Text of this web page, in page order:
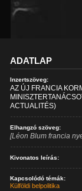
ADATLAP
Inzertszöveg:
AZ ÚJ FRANCIA
ACTUALITÉS)
Elhangzó szöveg:
[Léon Blum francia
Kivonatos leírás:
Kapcsolódó témák:
Külföldi belpolitika